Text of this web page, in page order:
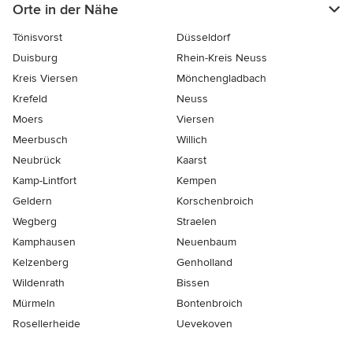
Orte in der Nähe
Tönisvorst
Düsseldorf
Duisburg
Rhein-Kreis Neuss
Kreis Viersen
Mönchengladbach
Krefeld
Neuss
Moers
Viersen
Meerbusch
Willich
Neubrück
Kaarst
Kamp-Lintfort
Kempen
Geldern
Korschenbroich
Wegberg
Straelen
Kamphausen
Neuenbaum
Kelzenberg
Genholland
Wildenrath
Bissen
Mürmeln
Bontenbroich
Rosellerheide
Uevekoven